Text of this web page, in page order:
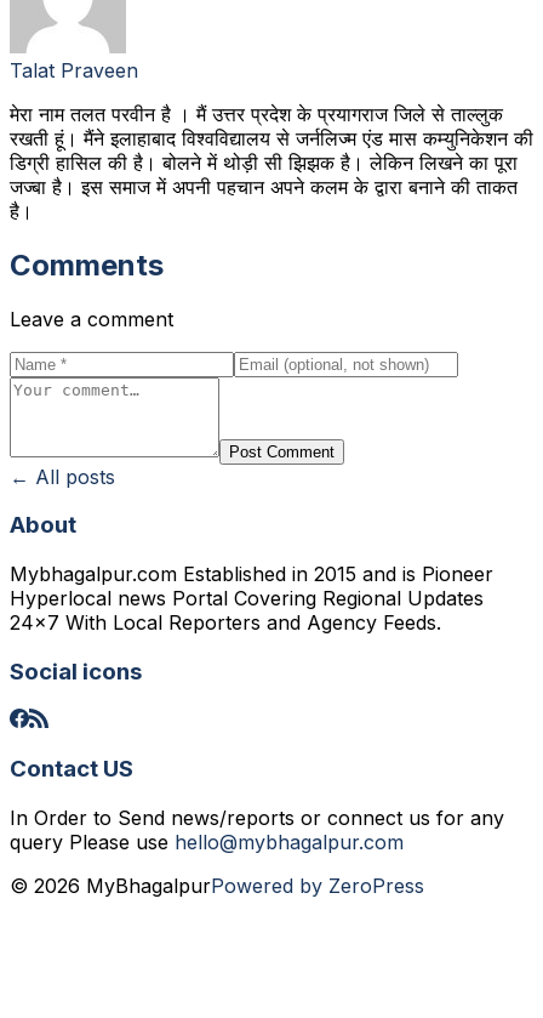
Talat Praveen
मेरा नाम तलत परवीन है । मैं उत्तर प्रदेश के प्रयागराज जिले से ताल्लुक
रखती हूं। मैंने इलाहाबाद विश्वविद्यालय से जर्नलिज्म एंड मास कम्युनिकेशन की
डिग्री हासिल की है। बोलने में थोड़ी सी झिझक है। लेकिन लिखने का पूरा
जज्बा है। इस समाज में अपनी पहचान अपने कलम के द्वारा बनाने की ताकत
है।
Comments
Leave a comment
Post Comment
← All posts
About
Mybhagalpur.com Established in 2015 and is Pioneer
Hyperlocal news Portal Covering Regional Updates
24x7 With Local Reporters and Agency Feeds.
Social icons
Contact US
In Order to Send news/reports or connect us for any
query Please use hello@mybhagalpur.com
© 2026 MyBhagalpurPowered by ZeroPress